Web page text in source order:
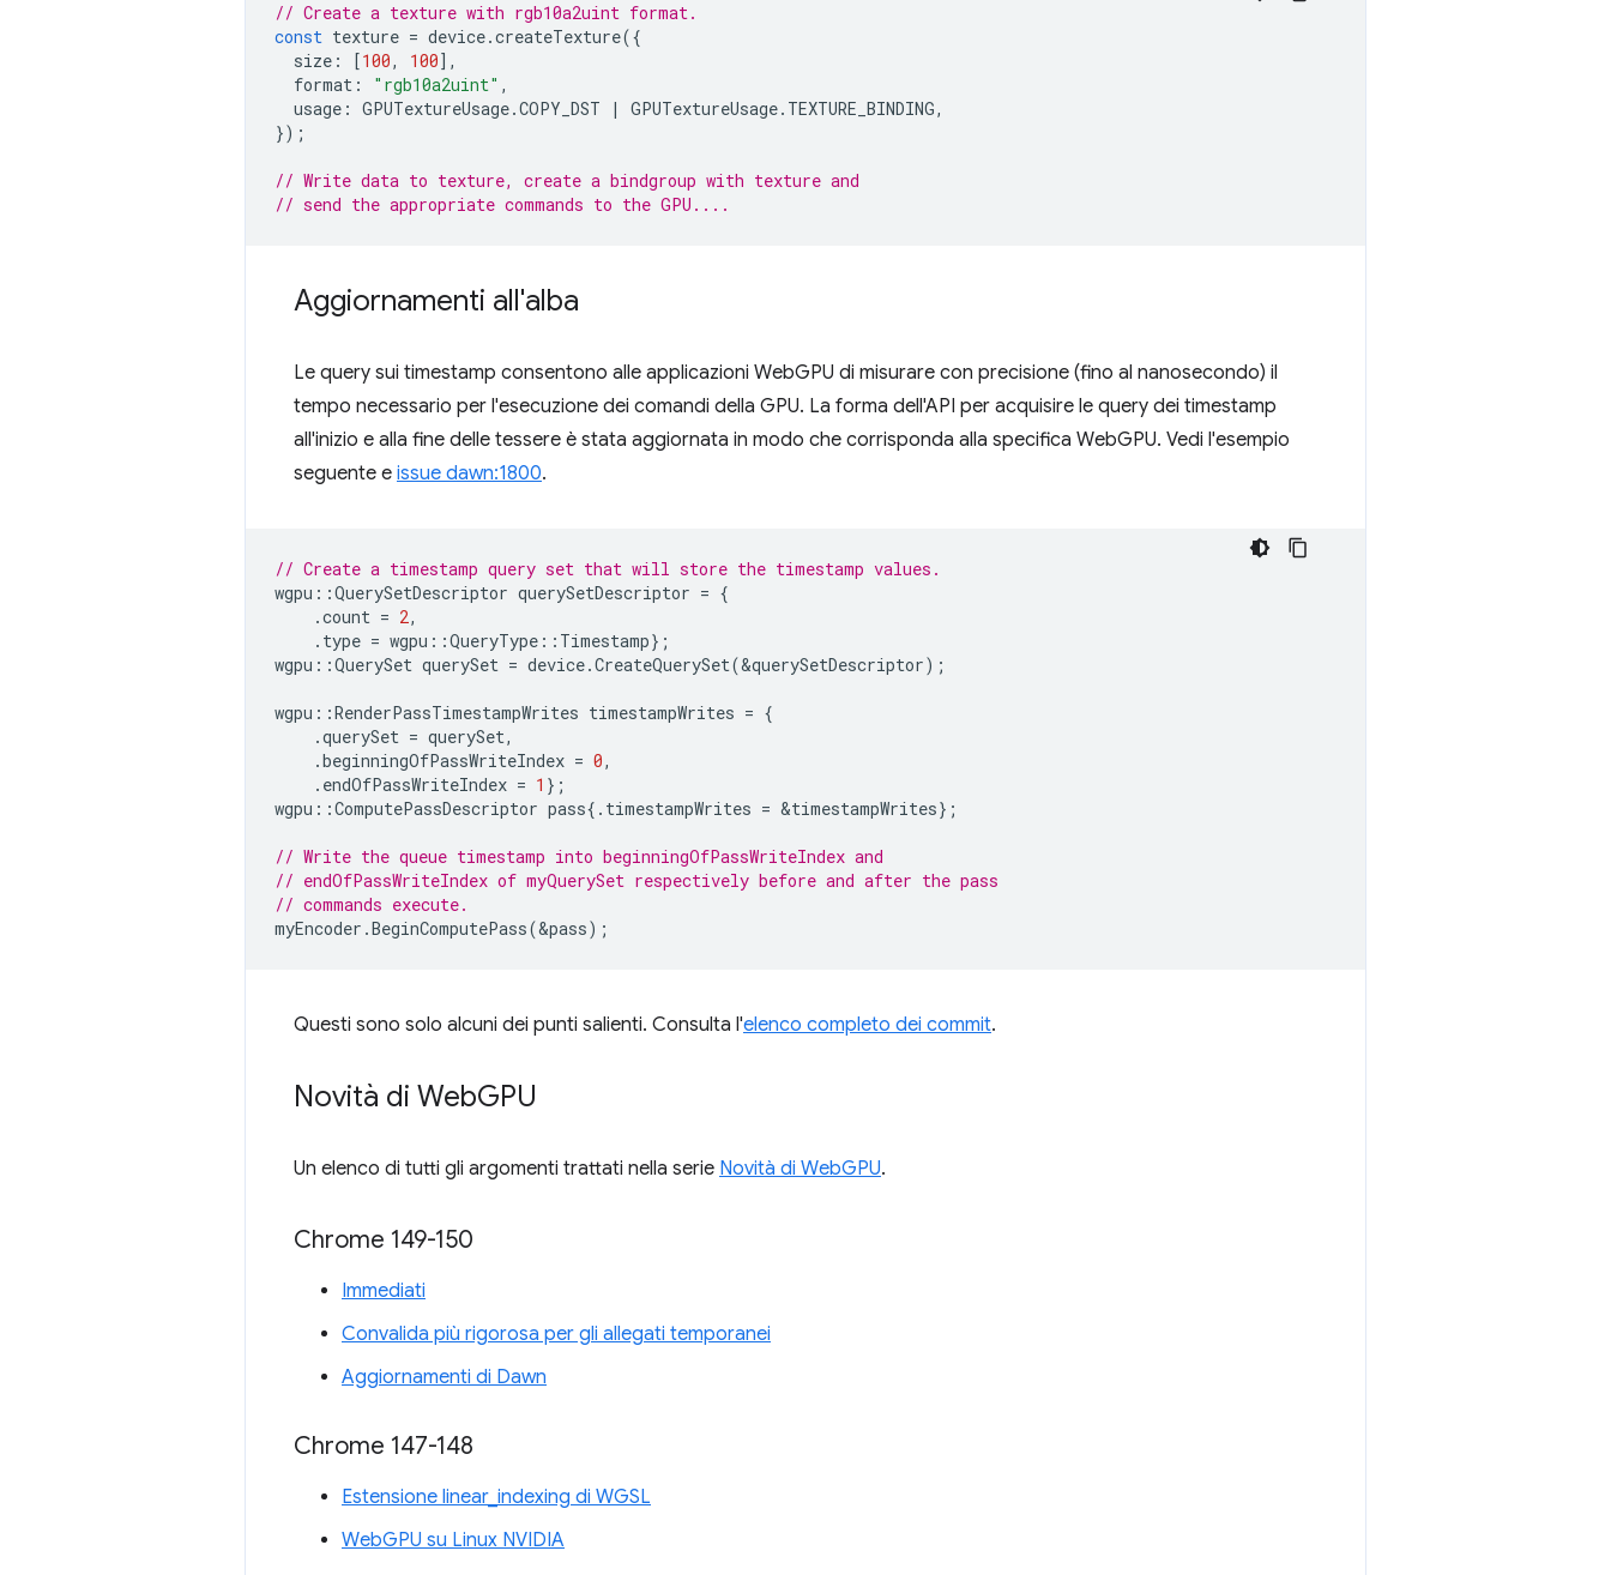
// Create a texture with rgb10a2uint format.
const texture = device.createTexture({
size : [100, 100],
format : "rgb10a2uint" ,
usage : GPUTextureUsage.COPY_DST | GPUTextureUsage. TEXTURE_BINDING,
});
// Write data to texture, create a bindgroup with texture and
// send the appropriate commands to the GPU....
Aggiornamenti all'alba
Le query sui timestamp consentono alle applicazioni WebGPU di misurare con precisione (fino al nanosecondo) il
tempo necessario per l'esecuzione dei comandi della GPU. La forma dell'API per acquisire le query dei timestamp
all'inizio e alla fine delle tessere è stata aggiornata in modo che corrisponda alla specifica WebGPU. Vedi l'esempio
seguente e issue dawn:1800.
// Create a timestamp query set that will store the timestamp values.
wgpu ::QuerySetDescriptor querySetDescriptor = {
.count = 2,
. type = wgpu ::QueryType :: Timestamp};
wgpu ::QuerySet querySet = device.CreateQuerySet(&querySetDescriptor);
wgpu ::RenderPassTimestampWrites timestampWrites = {
.querySet = querySet,
.beginningOfPassWriteIndex = 0,
. endOfPassWriteIndex = 1 };
wgpu ::ComputePassDescriptor pass{. timestampWrites = &timestampWrites};
// Write the queue timestamp into beginningOfPassWriteIndex and
// endOfPassWriteIndex of myQuerySet respectively before and after the pass
// commands execute.
myEncoder .BeginComputePass(&pass);
Questi sono solo alcuni dei punti salienti. Consulta l'elenco completo dei commit.
Novità di WebGPU
Un elenco di tutti gli argomenti trattati nella serie Novità di WebGPU.
Chrome 149-150
Immediati
Convalida più rigorosa per gli allegati temporanei
Aggiornamenti di Dawn
Chrome 147-148
Estensione linear_indexing di WGSL
WebGPU su Linux NVIDIA